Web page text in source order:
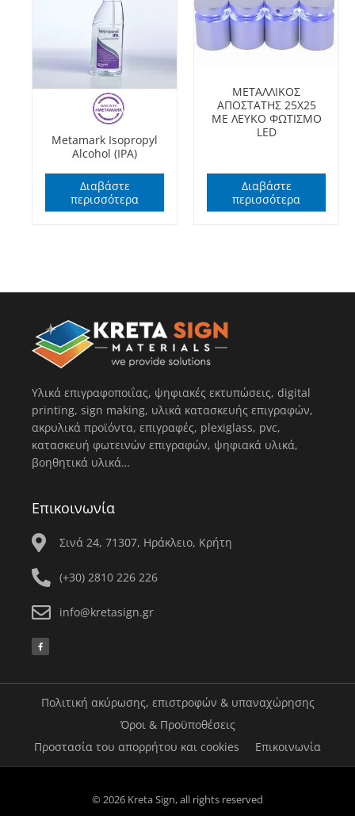
Metamark Isopropyl
Alcohol (IPA)
Διαβάστε
περισσότερα
ΜΕΤΑΛΛΙΚΟΣ
ΑΠΟΣΤΑΤΗΣ 25Χ25
ΜΕ ΛΕΥΚΟ ΦΩΤΙΣΜΟ
LED
Διαβάστε
περισσότερα
Υλικά επιγραφοποιΐας, ψηφιακές εκτυπώσεις, digital
printing, sign making, υλικά κατασκευής επιγραφών,
ακρυλικά προϊόντα, επιγραφές, plexiglass, pvc,
κατασκευή φωτεινών επιγραφών, ψηφιακά υλικά,
βοηθητικά υλικά…
Επικοινωνία
Σινά 24, 71307, Ηράκλειο, Κρήτη
(+30) 2810 226 226
info@kretasign.gr
F
a
c
o
kΠολιτική ακύρωσης, επιστροφών & υπαναχώρησης
Όροι & Προϋποθέσεις
Προστασία του απορρήτου και cookies
Επικοινωνία
© 2026 Kreta Sign, all rights reserved